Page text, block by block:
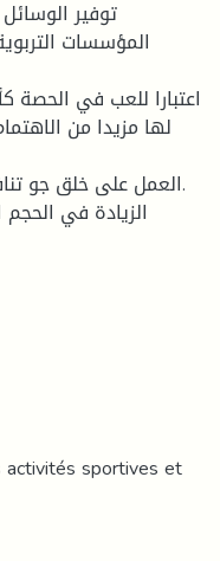
المؤسسات
لها مزيدا من
sportives et